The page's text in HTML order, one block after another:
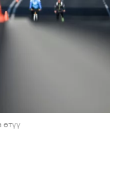
өтүү